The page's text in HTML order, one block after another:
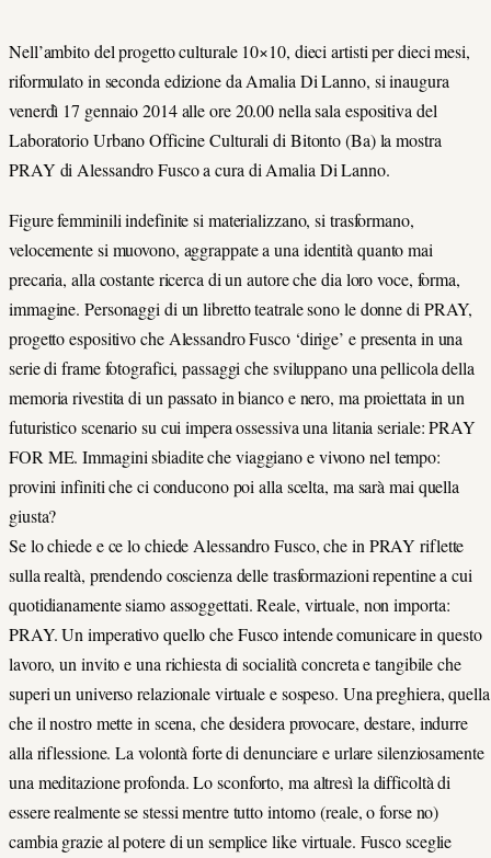
Nell’ambito del progetto culturale 10×10, dieci artisti per dieci mesi,
riformulato in seconda edizione da Amalia Di Lanno, si inaugura
venerdì 17 gennaio 2014 alle ore 20.00 nella sala espositiva del
Laboratorio Urbano Officine Culturali di Bitonto (Ba) la mostra
PRAY di Alessandro Fusco a cura di Amalia Di Lanno.
Figure femminili indefinite si materializzano, si trasformano,
velocemente si muovono, aggrappate a una identità quanto mai
precaria, alla costante ricerca di un autore che dia loro voce, forma,
immagine. Personaggi di un libretto teatrale sono le donne di PRAY,
progetto espositivo che Alessandro Fusco ‘dirige’ e presenta in una
serie di frame fotografici, passaggi che sviluppano una pellicola della
memoria rivestita di un passato in bianco e nero, ma proiettata in un
futuristico scenario su cui impera ossessiva una litania seriale: PRAY
FOR ME. Immagini sbiadite che viaggiano e vivono nel tempo:
provini infiniti che ci conducono poi alla scelta, ma sarà mai quella
giusta?
Se lo chiede e ce lo chiede Alessandro Fusco, che in PRAY riflette
sulla realtà, prendendo coscienza delle trasformazioni repentine a cui
quotidianamente siamo assoggettati. Reale, virtuale, non importa:
PRAY. Un imperativo quello che Fusco intende comunicare in questo
lavoro, un invito e una richiesta di socialità concreta e tangibile che
superi un universo relazionale virtuale e sospeso. Una preghiera, quella
che il nostro mette in scena, che desidera provocare, destare, indurre
alla riflessione. La volontà forte di denunciare e urlare silenziosamente
una meditazione profonda. Lo sconforto, ma altresì la difficoltà di
essere realmente se stessi mentre tutto intorno (reale, o forse no)
cambia grazie al potere di un semplice like virtuale. Fusco sceglie